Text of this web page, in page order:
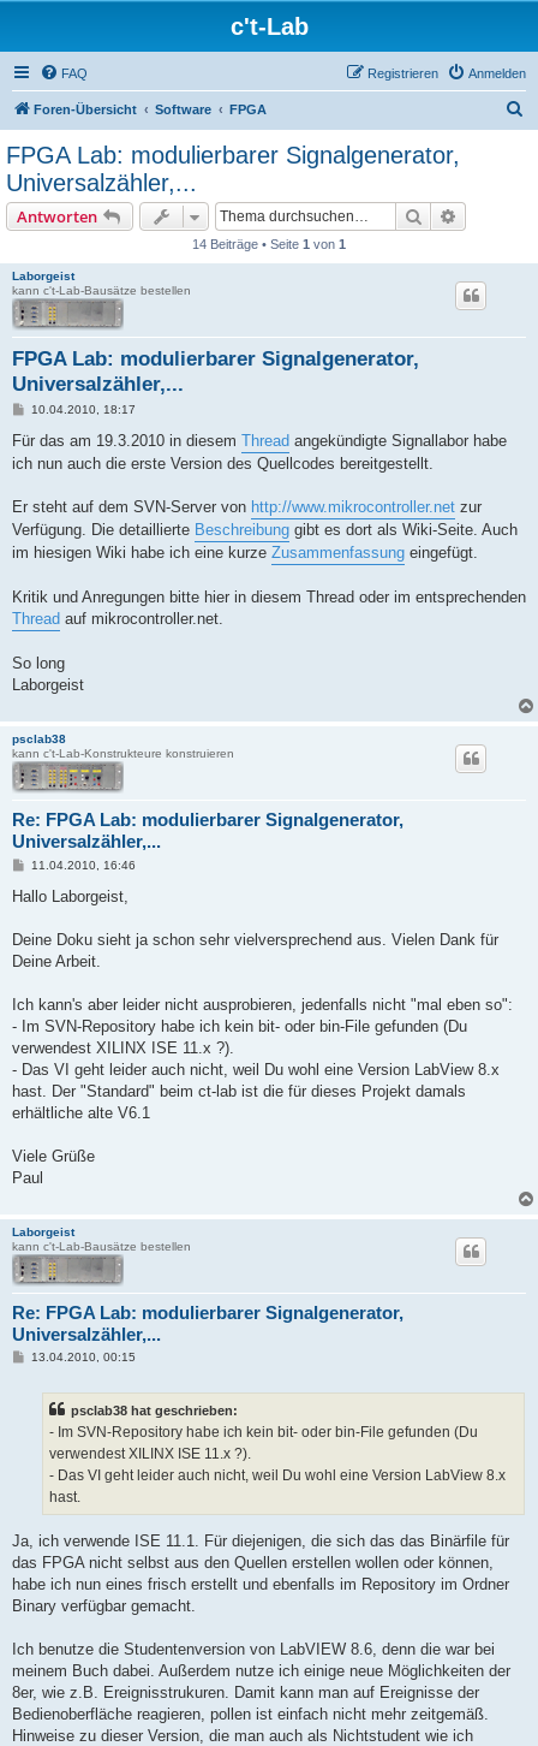
c't-Lab
FAQ Anmelden
Registrieren
Foren-Übersicht Software FPGA
FPGA Lab: modulierbarer Signalgenerator,
Universalzähler,...
Antworten Suche
14 Beiträge • Seite 1 von 1
Laborgeist
kann c't-Lab-Bausätze bestellen
FPGA Lab: modulierbarer Signalgenerator,
Universalzähler,...
B
i
r
10.04.2010, 18:17
Für das am 19.3.2010 in diesem Thread angekündigte Signallabor habe
ich nun auch die erste Version des Quellcodes bereitgestellt.
Er steht auf dem SVN-Server von http://www.mikrocontroller.net zur
Verfügung. Die detaillierte Beschreibung gibt es dort als Wiki-Seite. Auch
im hiesigen Wiki habe ich eine kurze Zusammenfassung eingefügt.
Kritik und Anregungen bitte hier in diesem Thread oder im entsprechenden
Thread auf mikrocontroller.net.
So long
Laborgeist
psclab38
kann c't-Lab-Konstrukteure konstruieren
Re: FPGA Lab: modulierbarer Signalgenerator,
Universalzähler,...
B
i
a
11.04.2010, 16:46
Hallo Laborgeist,
Deine Doku sieht ja schon sehr vielversprechend aus. Vielen Dank für
Deine Arbeit.
Ich kann's aber leider nicht ausprobieren, jedenfalls nicht "mal eben so":
- Im SVN-Repository habe ich kein bit- oder bin-File gefunden (Du
verwendest XILINX ISE 11.x ?).
- Das VI geht leider auch nicht, weil Du wohl eine Version LabView 8.x
hast. Der "Standard" beim ct-lab ist die für dieses Projekt damals
erhältliche alte V6.1
Viele Grüße
Paul
Laborgeist
kann c't-Lab-Bausätze bestellen
Re: FPGA Lab: modulierbarer Signalgenerator,
Universalzähler,...
B13.04.2010, 00:15
psclab38 hat geschrieben:
- Im SVN-Repository habe ich kein bit- oder bin-File gefunden (Du
verwendest XILINX ISE 11.x ?).
- Das VI geht leider auch nicht, weil Du wohl eine Version LabView 8.x
hast.
Ja, ich verwende ISE 11.1. Für diejenigen, die sich das das Binärfile für
das FPGA nicht selbst aus den Quellen erstellen wollen oder können,
habe ich nun eines frisch erstellt und ebenfalls im Repository im Ordner
Binary verfügbar gemacht.
Ich benutze die Studentenversion von LabVIEW 8.6, denn die war bei
meinem Buch dabei. Außerdem nutze ich einige neue Möglichkeiten der
8er, wie z.B. Ereignisstrukuren. Damit kann man auf Ereignisse der
Bedienoberfläche reagieren, pollen ist einfach nicht mehr zeitgemäß.
Hinweise zu dieser Version, die man auch als Nichtstudent wie ich